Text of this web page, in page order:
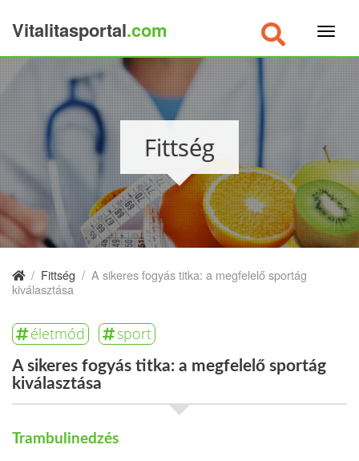
Vitalitasportal.com
Fittség
/ Fittség / A sikeres fogyás titka: a megfelelő sportág
kiválasztása
életmód sport
A sikeres fogyás titka: a megfelelő sportág
kiválasztása
Trambulinedzés
×